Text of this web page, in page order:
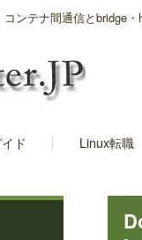
ンテナ間通信とbridge
ド Linux転職